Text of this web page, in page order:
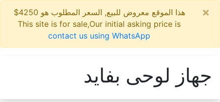
هذا الموقع معروض للبيع, السعر المطلوب هو 4250$
This site is for sale,Our initial asking price is
contact us using WhatsApp
جهاز لوحى بفايد